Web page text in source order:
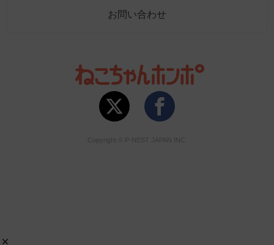
お問い合わせ
Copyright © P-NEST JAPAN INC.